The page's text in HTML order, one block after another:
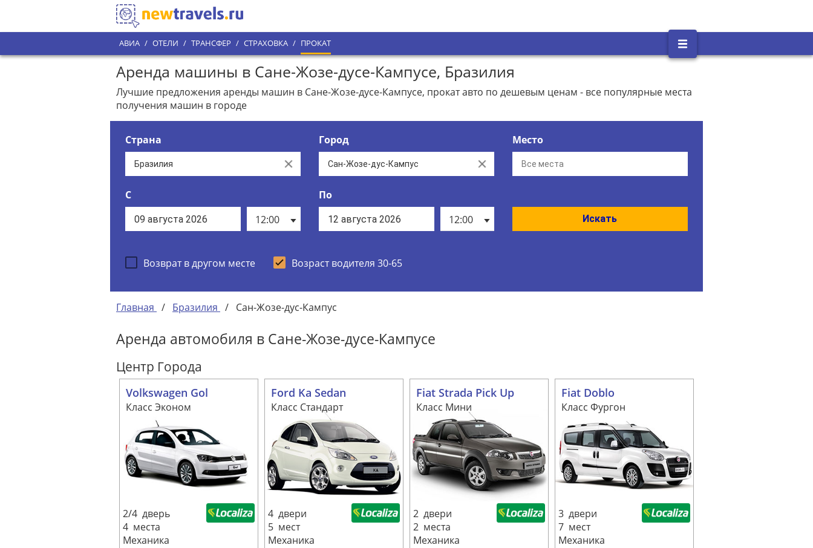
АВИА / ОТЕЛИ / ТРАНСФЕР / СТРАХОВКА / ПРОКАТ
Аренда машины в Сане-Жозе-дусе-Кампусе, Бразилия
Лучшие предложения аренды машин в Сане-Жозе-дусе-Кампусе, прокат авто по дешевым ценам - все популярные места
получения машин в городе
Страна
Clear
Город
Clear
Место
С
12:00
По
12:00
Искать
Возврат в другом месте Возраст водителя 30-65
Главная / Бразилия / Сан-Жозе-дус-Кампус
Аренда автомобиля в Сане-Жозе-дусе-Кампусе
Центр Города
Volkswagen Gol
Класс Эконом
2/4 дверь
4 места
Механика
Ford Ka Sedan
Класс Стандарт
4 двери
5 мест
Механика
Fiat Strada Pick Up
Класс Мини
2 двери
2 места
Механика
Fiat Doblo
Класс Фургон
3 двери
7 мест
Механика